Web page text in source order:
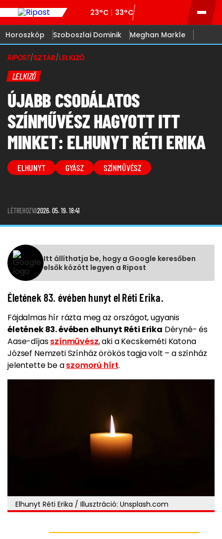
23°C 33°C
Horoszkóp Szoboszlai Dominik Meghan Markle
RIPOST/SZTÁR/LELKIZŐ
LELKIZŐ
ÚJABB CSODÁLATOS
SZÍNMŰVÉSZ HAGYOTT ITT
MINKET: ELHUNYT RÉTI ERIKA
ELHUNYT GYÁSZ SZÍNMŰVÉSZ
LÉTREHOZVA2026. 05. 19. 18:41
Itt állíthatja be, hogy a Google keresőben
elsők között legyen a Ripost
Életének 83. évében hunyt el Réti Erika.
Fájdalmas hír rázta meg az országot, ugyanis
életének 83. évében elhunyt Réti Erika Déryné- és
Aase-díjasszínművész, aki a Kecskeméti Katona
József Nemzeti Színház örökös tagja volt – a színház
jelentette be aszomorú hírt.
Elhunyt Réti Erika / Illusztráció: Unsplash.com